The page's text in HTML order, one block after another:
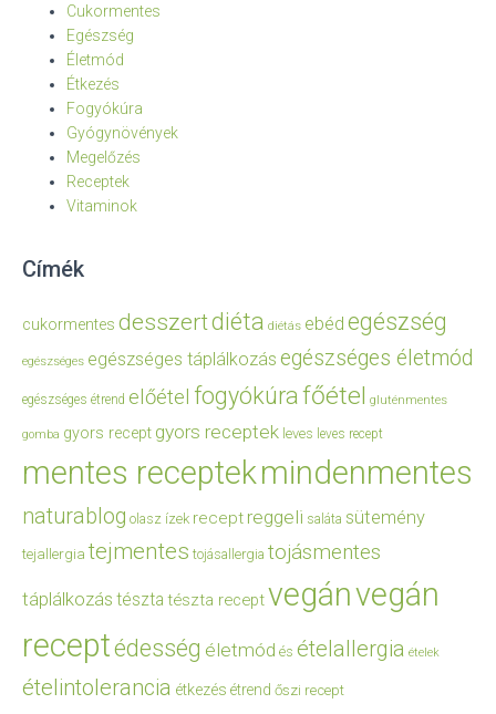
Cukormentes
Egészség
Életmód
Étkezés
Fogyókúra
Gyógynövények
Megelőzés
Receptek
Vitaminok
Címék
cukormentes desszertdiéta diétás ebéd egészség
egészséges egészséges táplálkozás egészséges életmód
egészséges étrend előétel fogyókúrafőétel gluténmentes
gomba gyors recept gyors receptek leves leves recept
mentes receptekmindenmentes
naturablog olasz ízek recept reggeli saláta sütemény
tejallergia tejmentes tojásallergia tojásmentes
táplálkozás tészta tészta receptvegánvegán
receptédesség életmód és ételallergia ételek
ételintolerancia étkezés étrend őszi recept